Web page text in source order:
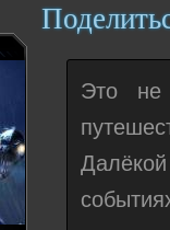
Это не